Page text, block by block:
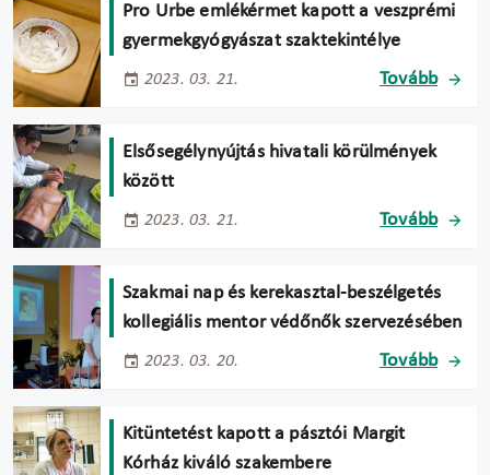
Pro Urbe emlékérmet kapott a veszprémi
gyermekgyógyászat szaktekintélye
2023. 03. 21. Tovább
Elsősegélynyújtás hivatali körülmények
között
2023. 03. 21. Tovább
Szakmai nap és kerekasztal-beszélgetés
kollegiális mentor védőnők szervezésében
2023. 03. 20. Tovább
Kitüntetést kapott a pásztói Margit
Kórház kiváló szakembere